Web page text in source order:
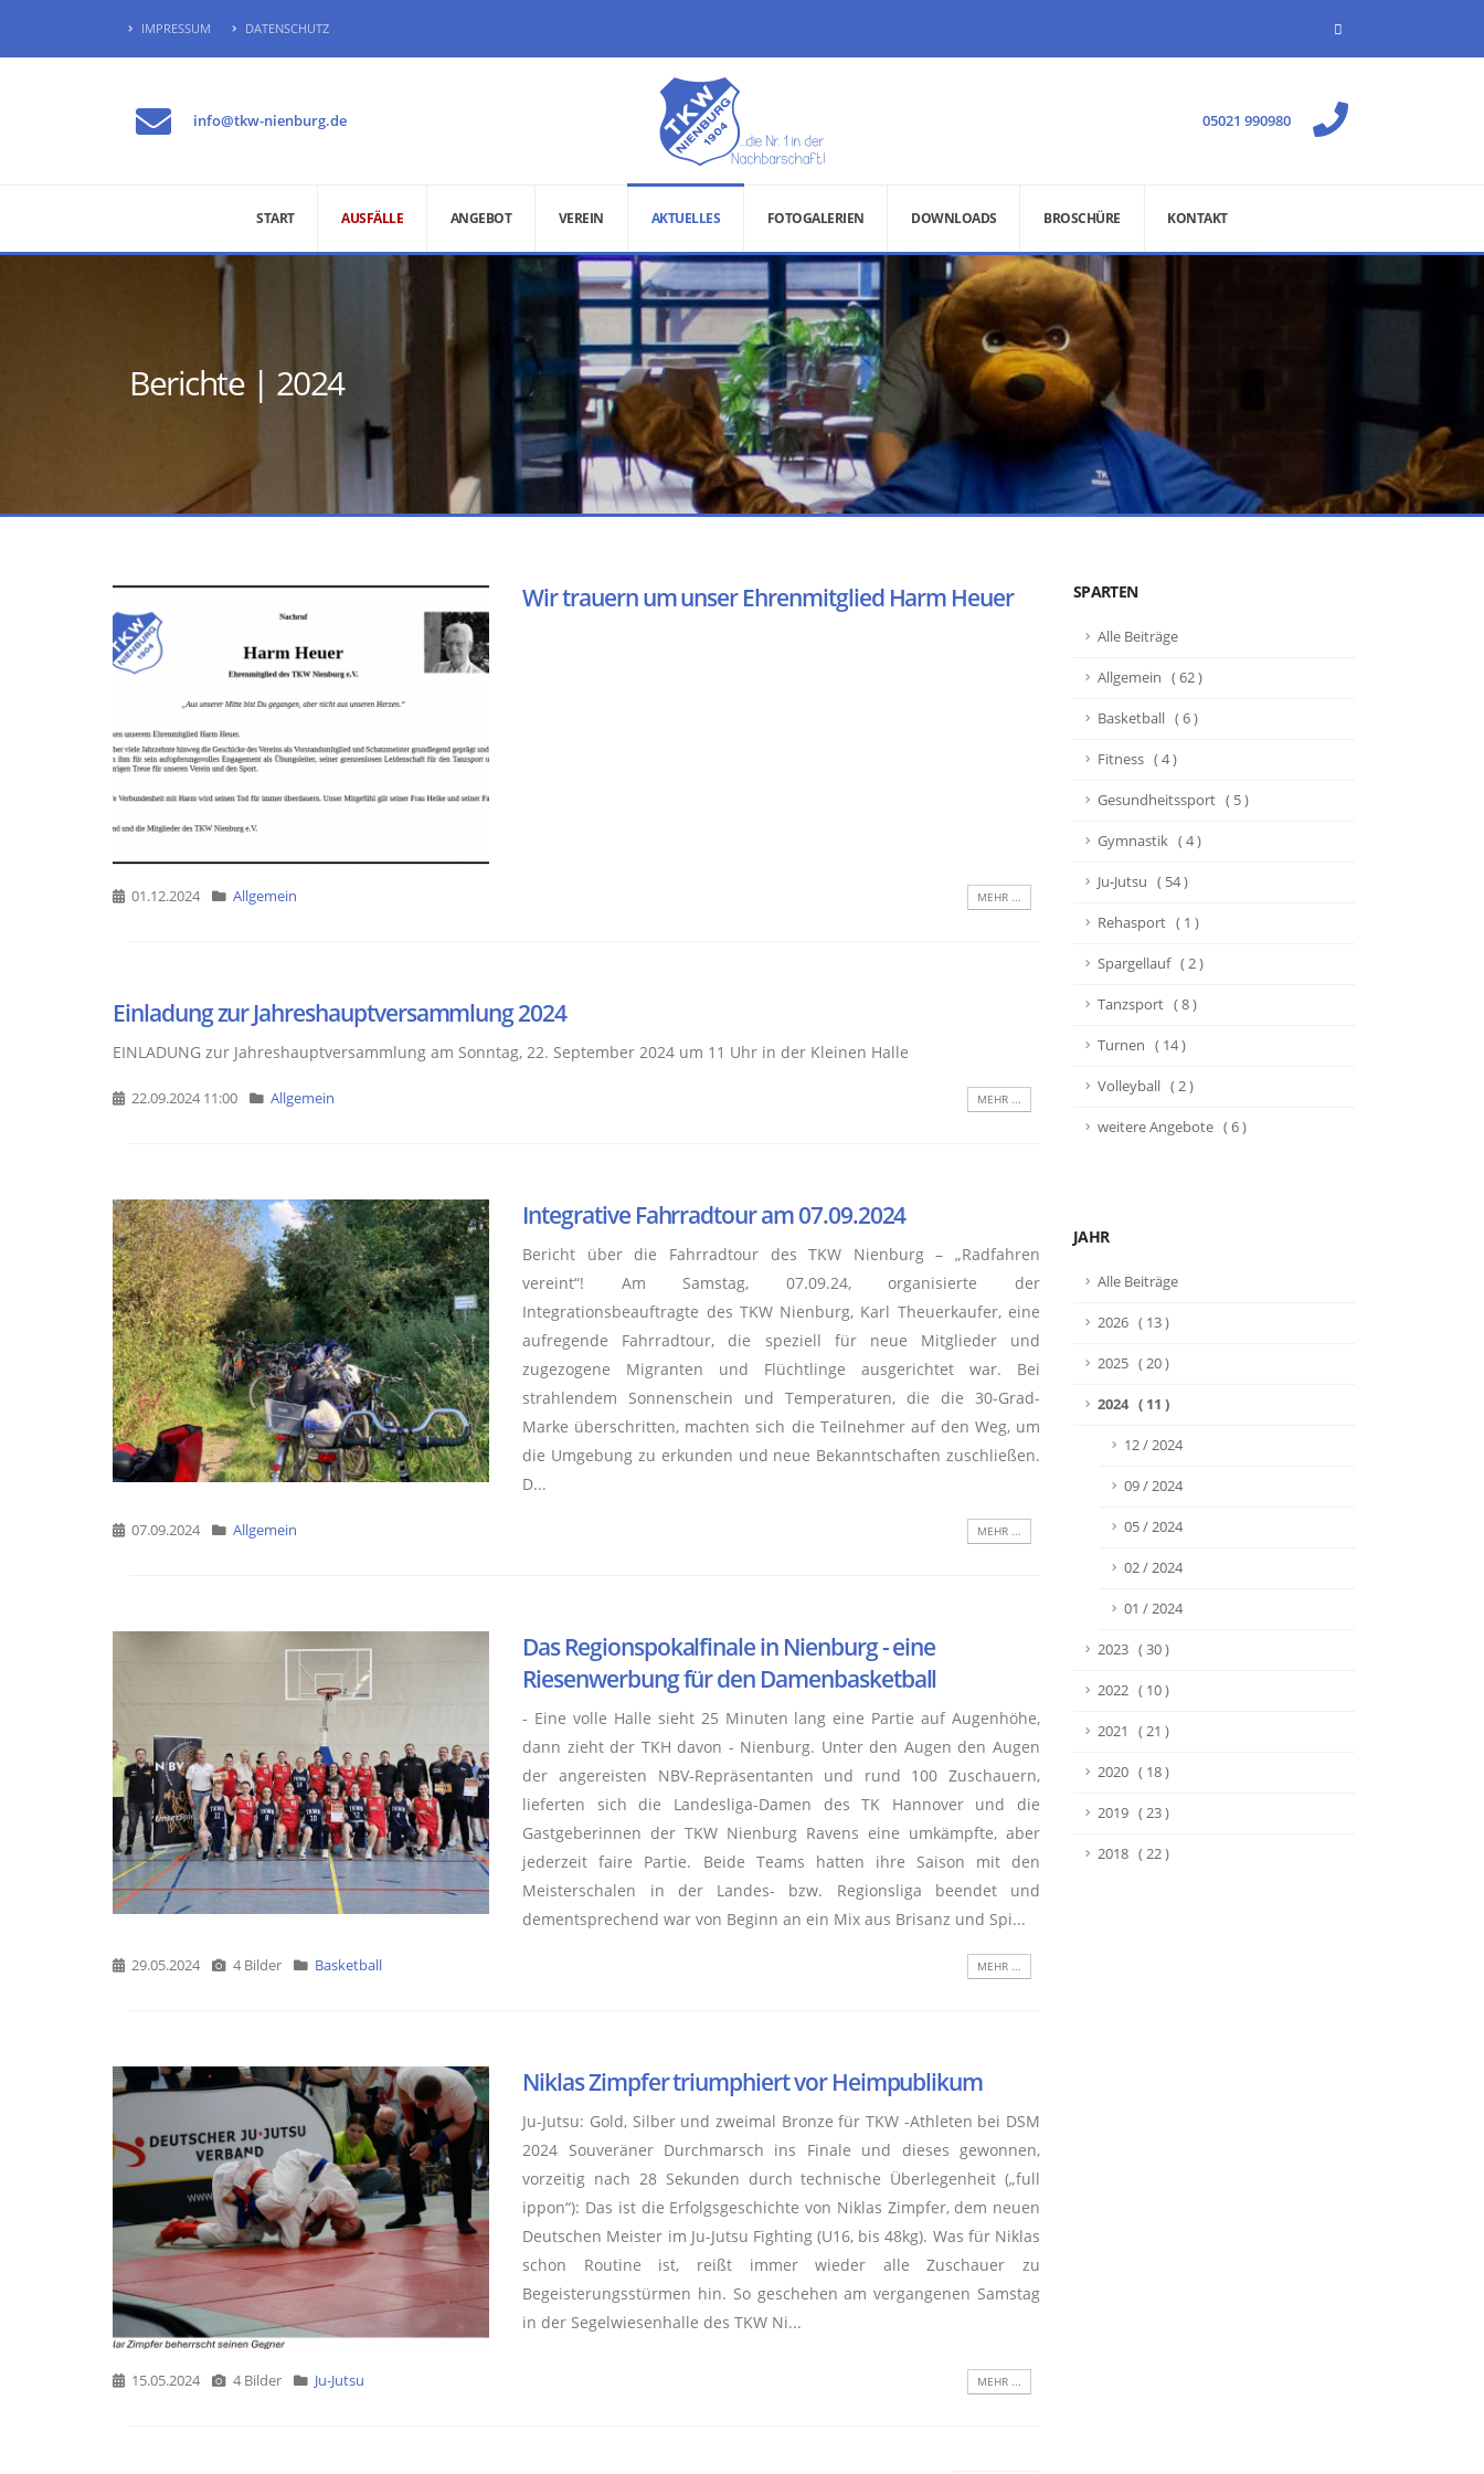
IMPRESSUM DATENSCHUTZ
info@tkw-nienburg.de 05021 990980
START AUSFÄLLE ANGEBOT VEREIN AKTUELLES FOTOGALERIEN DOWNLOADS BROSCHÜRE KONTAKT
Berichte | 2024
SPARTEN
Alle Beiträge
Allgemein ( 62 )
Basketball ( 6 )
Fitness ( 4 )
Gesundheitssport ( 5 )
Gymnastik ( 4 )
Ju-Jutsu ( 54 )
Rehasport ( 1 )
Spargellauf ( 2 )
Tanzsport ( 8 )
Turnen ( 14 )
Volleyball ( 2 )
weitere Angebote ( 6 )
JAHR
Alle Beiträge
2026 ( 13 )
2025 ( 20 )
2024 ( 11 )
12 / 2024
09 / 2024
05 / 2024
02 / 2024
01 / 2024
2023 ( 30 )
2022 ( 10 )
2021 ( 21 )
2020 ( 18 )
2019 ( 23 )
2018 ( 22 )
Wir trauern um unser Ehrenmitglied Harm Heuer
01.12.2024 Allgemein MEHR ...
Einladung zur Jahreshauptversammlung 2024
EINLADUNG zur Jahreshauptversammlung am Sonntag, 22. September 2024 um 11 Uhr in der Kleinen Halle
22.09.2024 11:00 Allgemein MEHR ...
Integrative Fahrradtour am 07.09.2024
Bericht über die Fahrradtour des TKW Nienburg – „Radfahren
vereint“! Am Samstag, 07.09.24, organisierte der
Integrationsbeauftragte des TKW Nienburg, Karl Theuerkaufer, eine
aufregende Fahrradtour, die speziell für neue Mitglieder und
zugezogene Migranten und Flüchtlinge ausgerichtet war. Bei
strahlendem Sonnenschein und Temperaturen, die die 30-Grad-
Marke überschritten, machten sich die Teilnehmer auf den Weg, um
die Umgebung zu erkunden und neue Bekanntschaften zuschließen.
D...
07.09.2024 Allgemein MEHR ...
Das Regionspokalfinale in Nienburg - eine
Riesenwerbung für den Damenbasketball
- Eine volle Halle sieht 25 Minuten lang eine Partie auf Augenhöhe,
dann zieht der TKH davon - Nienburg. Unter den Augen den Augen
der angereisten NBV-Repräsentanten und rund 100 Zuschauern,
lieferten sich die Landesliga-Damen des TK Hannover und die
Gastgeberinnen der TKW Nienburg Ravens eine umkämpfte, aber
jederzeit faire Partie. Beide Teams hatten ihre Saison mit den
Meisterschalen in der Landes- bzw. Regionsliga beendet und
dementsprechend war von Beginn an ein Mix aus Brisanz und Spi...
29.05.2024 4 Bilder Basketball MEHR ...
Niklas Zimpfer triumphiert vor Heimpublikum
Ju-Jutsu: Gold, Silber und zweimal Bronze für TKW -Athleten bei DSM
2024 Souveräner Durchmarsch ins Finale und dieses gewonnen,
vorzeitig nach 28 Sekunden durch technische Überlegenheit („full
ippon“): Das ist die Erfolgsgeschichte von Niklas Zimpfer, dem neuen
Deutschen Meister im Ju-Jutsu Fighting (U16, bis 48kg). Was für Niklas
schon Routine ist, reißt immer wieder alle Zuschauer zu
Begeisterungsstürmen hin. So geschehen am vergangenen Samstag
in der Segelwiesenhalle des TKW Ni...
15.05.2024 4 Bilder Ju-Jutsu MEHR ...